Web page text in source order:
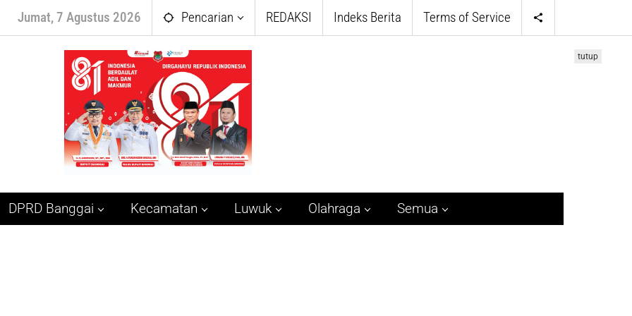
Jumat, 7 Agustus 2026 Pencarian REDAKSI Indeks Berita Terms of Service
DPRD Banggai Kecamatan Luwuk Olahraga Semua
tutup